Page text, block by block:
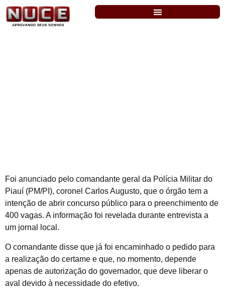
Foi anunciado pelo comandante geral da Polícia Militar do
Piauí (PM/PI), coronel Carlos Augusto, que o órgão tem a
intenção de abrir concurso público para o preenchimento de
400 vagas. A informação foi revelada durante entrevista a
um jornal local.
O comandante disse que já foi encaminhado o pedido para
a realização do certame e que, no momento, depende
apenas de autorização do governador, que deve liberar o
aval devido à necessidade do efetivo.